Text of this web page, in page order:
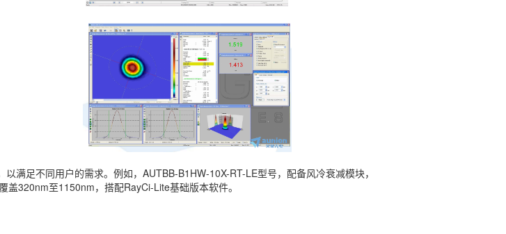
满足不同用户的需求。例如，AUTBB-B1HW-10X-RT-LE型号，配备风冷衰减模块，
320nm至1150nm，搭配RayCi-Lite基础版本软件。